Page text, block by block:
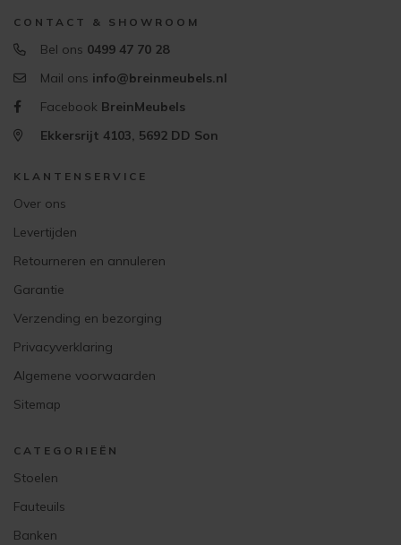
CONTACT & SHOWROOM
Bel ons 0499 47 70 28
Mail ons info@breinmeubels.nl
Facebook BreinMeubels
Ekkersrijt 4103, 5692 DD Son
KLANTENSERVICE
Over ons
Levertijden
Retourneren en annuleren
Garantie
Verzending en bezorging
Privacyverklaring
Algemene voorwaarden
Sitemap
CATEGORIEËN
Stoelen
Fauteuils
Banken